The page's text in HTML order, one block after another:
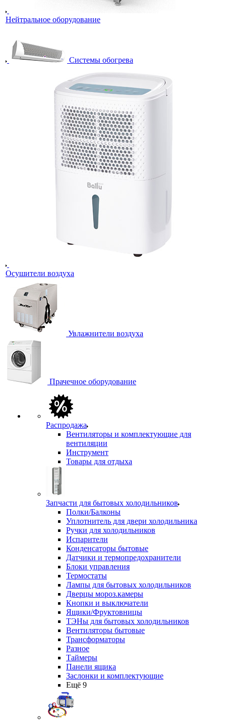
Нейтральное оборудование
Системы обогрева
Осушители воздуха
Увлажнители воздуха
Прачечное оборудование
Распродажа
Вентиляторы и комплектующие для
вентиляции
Инструмент
Товары для отдыха
Запчасти для бытовых холодильников
Полки/Балконы
Уплотнитель для двери холодильника
Ручки для холодильников
Испарители
Конденсаторы бытовые
Датчики и термопредохранители
Блоки управления
Термостаты
Лампы для бытовых холодильников
Дверцы мороз.камеры
Кнопки и выключатели
Ящики/Фруктовницы
ТЭНы для бытовых холодильников
Вентиляторы бытовые
Трансформаторы
Разное
Таймеры
Панели ящика
Заслонки и комплектующие
Ещё 9